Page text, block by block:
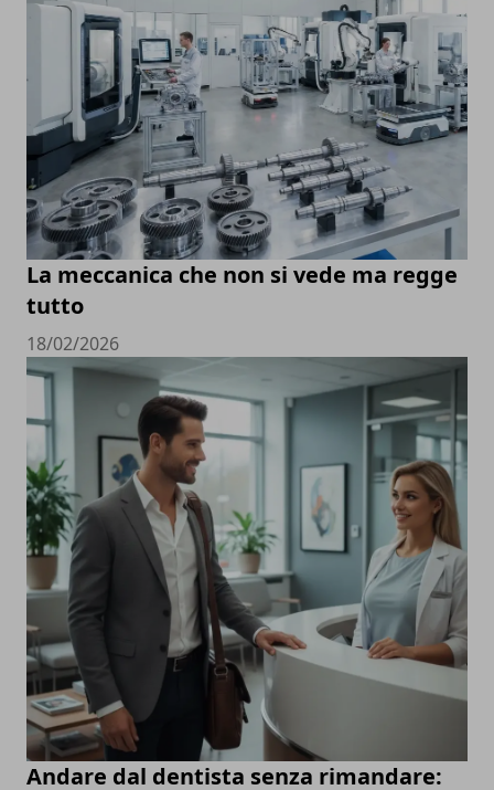
La meccanica che non si vede ma regge
tutto
18/02/2026
Andare dal dentista senza rimandare: